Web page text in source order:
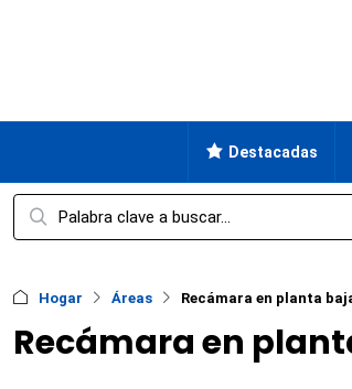
Destacadas
Hogar Áreas Recámara en planta
Recámara en